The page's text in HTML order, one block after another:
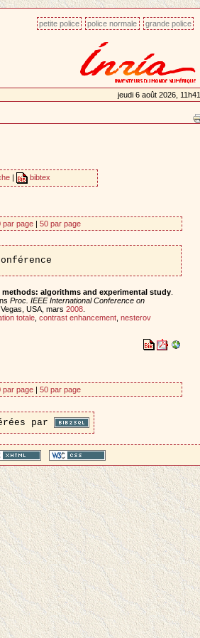
petite police police normale grande police
jeudi 6 août 2026, 11h41
bibtex
par page | 50 par page
algorithms and experimental study.
Proc. IEEE International Conference on
Vegas, USA, mars 2008.
totale, contrast enhancement, nesterov
par page | 50 par page
par